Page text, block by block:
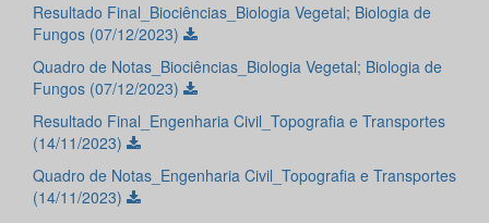
Resultado Final_Biociências_Biologia Vegetal; Biologia de
Fungos (07/12/2023)
Quadro de Notas_Biociências_Biologia Vegetal; Biologia de
Fungos (07/12/2023)
Resultado Final_Engenharia Civil_Topografia e Transportes
(14/11/2023)
Quadro de Notas_Engenharia Civil_Topografia e Transportes
(14/11/2023)